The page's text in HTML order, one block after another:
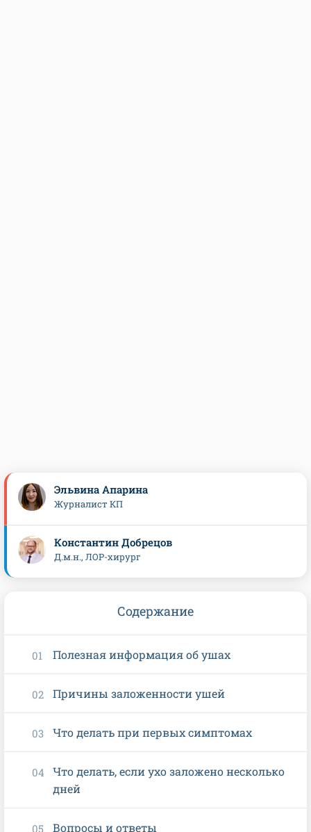
Эльвина Апарина
Журналист КП
Константин Добрецов
Д.м.н., ЛОР-хирург
Содержание
Полезная информация об ушах
Причины заложенности ушей
Что делать при первых симптомах
Что делать, если ухо заложено несколько
дней
Вопросы и ответы